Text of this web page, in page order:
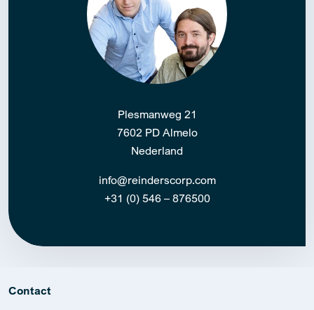
Plesmanweg 21
7602 PD Almelo
Nederland
info@reinderscorp.com
+31 (0) 546 – 876500
Contact